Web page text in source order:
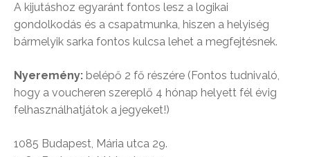
A kijutáshoz egyaránt fontos lesz a logikai
gondolkodás és a csapatmunka, hiszen a helyiség
bármelyik sarka fontos kulcsa lehet a megfejtésnek.
Nyeremény: belépő 2 fő részére (Fontos tudnivaló,
hogy a voucheren szereplő 4 hónap helyett fél évig
felhasználhatjátok a jegyeket!)
1085 Budapest, Mária utca 29.